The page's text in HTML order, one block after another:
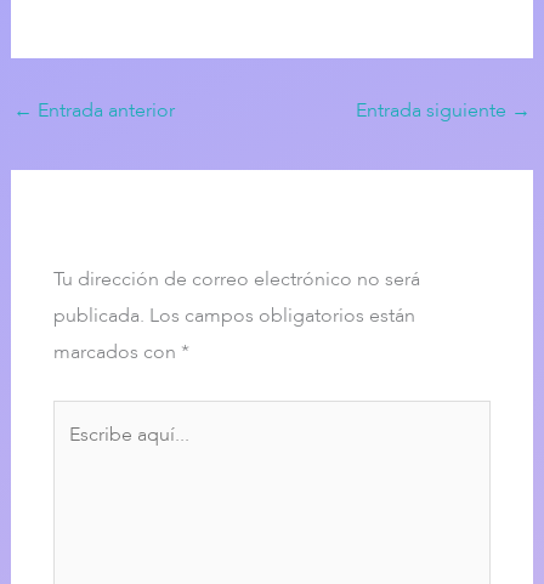
← Entrada anterior Entrada siguiente →
Tu dirección de correo electrónico no será
publicada. Los campos obligatorios están
marcados con *